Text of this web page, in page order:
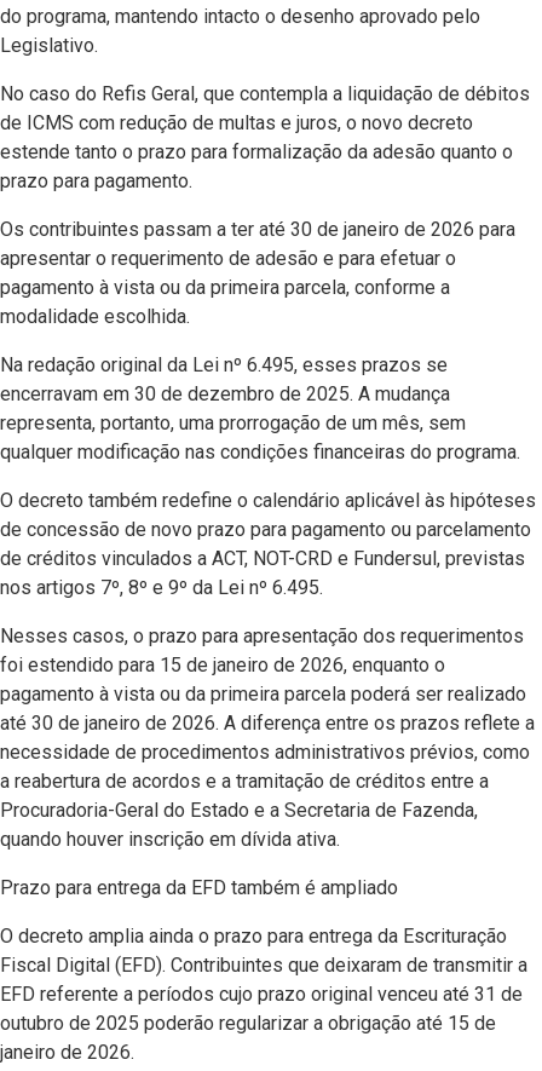
do programa, mantendo intacto o desenho aprovado pelo
Legislativo.
No caso do Refis Geral, que contempla a liquidação de débitos
de ICMS com redução de multas e juros, o novo decreto
estende tanto o prazo para formalização da adesão quanto o
prazo para pagamento.
Os contribuintes passam a ter até 30 de janeiro de 2026 para
apresentar o requerimento de adesão e para efetuar o
pagamento à vista ou da primeira parcela, conforme a
modalidade escolhida.
Na redação original da Lei nº 6.495, esses prazos se
encerravam em 30 de dezembro de 2025. A mudança
representa, portanto, uma prorrogação de um mês, sem
qualquer modificação nas condições financeiras do programa.
O decreto também redefine o calendário aplicável às hipóteses
de concessão de novo prazo para pagamento ou parcelamento
de créditos vinculados a ACT, NOT-CRD e Fundersul, previstas
nos artigos 7º, 8º e 9º da Lei nº 6.495.
Nesses casos, o prazo para apresentação dos requerimentos
foi estendido para 15 de janeiro de 2026, enquanto o
pagamento à vista ou da primeira parcela poderá ser realizado
até 30 de janeiro de 2026. A diferença entre os prazos reflete a
necessidade de procedimentos administrativos prévios, como
a reabertura de acordos e a tramitação de créditos entre a
Procuradoria-Geral do Estado e a Secretaria de Fazenda,
quando houver inscrição em dívida ativa.
Prazo para entrega da EFD também é ampliado
O decreto amplia ainda o prazo para entrega da Escrituração
Fiscal Digital (EFD). Contribuintes que deixaram de transmitir a
EFD referente a períodos cujo prazo original venceu até 31 de
outubro de 2025 poderão regularizar a obrigação até 15 de
janeiro de 2026.